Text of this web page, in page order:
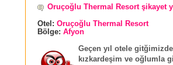
Oruçoğlu Thermal Resort şikayet
Otel: Oruçoğlu Thermal Resort
Bölge: Afyon
Geçen yıl otele
kızkardeşim ve oğlumla